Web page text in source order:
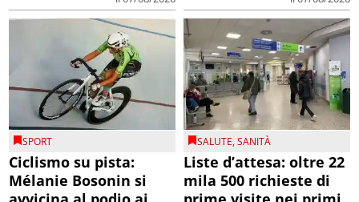
SPORT
Ciclismo su pista:
Mélanie Bosonin si
SALUTE,SANITÀ
Liste d’attesa: oltre 22
mila 500 richieste di